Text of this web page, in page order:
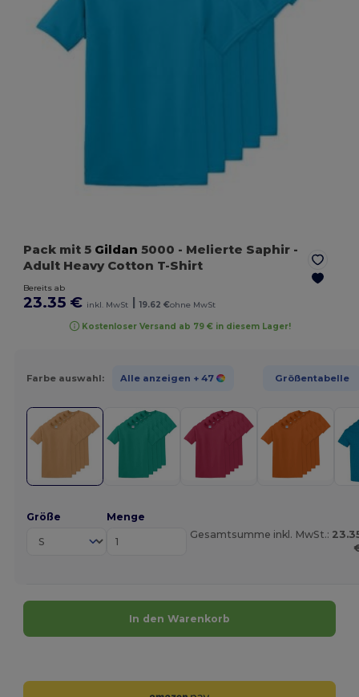
Pack mit 5 Gildan 5000 - Melierte Saphir -
Adult Heavy Cotton T-Shirt
Bereits ab
23.35 € inkl. MwSt | 19.62 €ohne MwSt
Kostenloser Versand ab 79 € in diesem Lager!
Farbe auswahl: Alle anzeigen + 47 Größentabelle
Größe
Menge
Gesamtsumme inkl. MwSt.:
In den Warenkorb